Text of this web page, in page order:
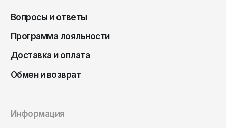
Вопросы и ответы
Программа лояльности
Доставка и оплата
Обмен и возврат
Информация
Чайковский
Чебоксары
Южно-Сахалинск